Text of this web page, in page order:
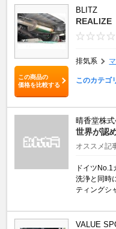
この商品の
価格を比較する
BLITZ
REALIZE
排気系
このカテゴ
晴香堂株式
世界が認
オススメ記
ドイツNo.1
洗浄と同時
ティングシ
VALUE